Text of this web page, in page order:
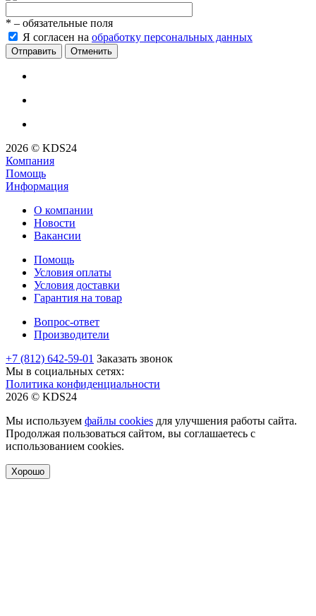
* – обязательные поля
Я согласен на обработку персональных данных
Отменить
2026 © KDS24
Компания
Помощь
Информация
О компании
Новости
Вакансии
Помощь
Условия оплаты
Условия доставки
Гарантия на товар
Вопрос-ответ
Производители
+7 (812) 642-59-01 Заказать звонок
Мы в социальных сетях:
Политика конфиденциальности
2026 © KDS24
Мы используем файлы cookies для улучшения работы сайта.
Продолжая пользоваться сайтом, вы соглашаетесь с
использованием cookies.
Хорошо